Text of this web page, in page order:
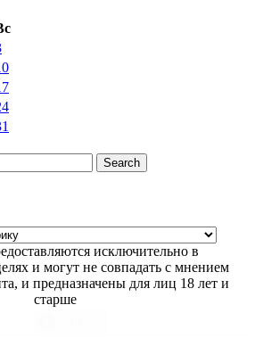
Search
исключительно в
и могут не совпадать с мнением
и предназначены для лиц 18 лет и
старше